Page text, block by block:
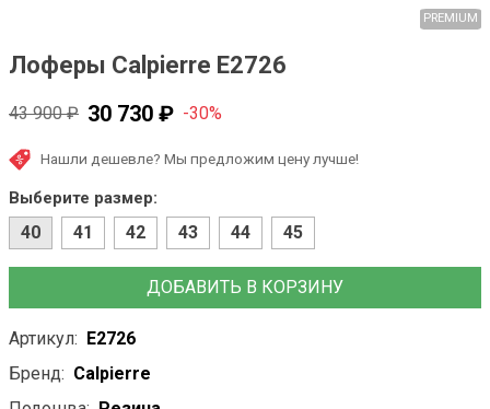
Лоферы Calpierre E2726
43 900 ₽ 30 730 ₽ -30%
Нашли дешевле? Мы предложим цену лучше!
Выберите размер:
40 41 42 43 44 45
ДОБАВИТЬ В КОРЗИНУ
Артикул:
E2726
Бренд: Calpierre